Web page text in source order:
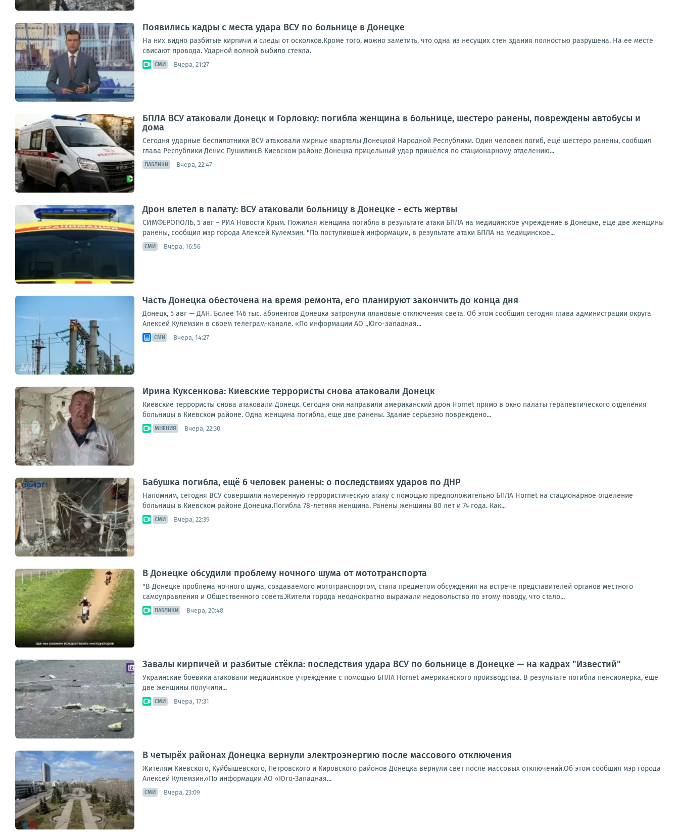
Появились кадры с места удара ВСУ по больнице в Донецке
На них видно разбитые кирпичи и следы от осколков.Кроме того, можно заметить, что одна из несущих стен здания полностью разрушена. На ее месте
свисают провода. Ударной волной выбило стекла.
СМИ Вчера, 21:27
БПЛА ВСУ атаковали Донецк и Горловку: погибла женщина в больнице, шестеро ранены, повреждены автобусы и
дома
Сегодня ударные беспилотники ВСУ атаковали мирные кварталы Донецкой Народной Республики. Один человек погиб, ещё шестеро ранены, сообщил
глава Республики Денис Пушилин.В Киевском районе Донецка прицельный удар пришёлся по стационарному отделению...
ПАБЛИКИ Вчера, 22:47
Дрон влетел в палату: ВСУ атаковали больницу в Донецке - есть жертвы
СИМФЕРОПОЛЬ, 5 авг – РИА Новости Крым. Пожилая женщина погибла в результате атаки БПЛА на медицинское учреждение в Донецке, еще две женщины
ранены, сообщил мэр города Алексей Кулемзин. "По поступившей информации, в результате атаки БПЛА на медицинское...
СМИ Вчера, 16:56
Часть Донецка обесточена на время ремонта, его планируют закончить до конца дня
Донецк, 5 авг — ДАН. Более 146 тыс. абонентов Донецка затронули плановые отключения света. Об этом сообщил сегодня глава администрации округа
Алексей Кулемзин в своем телеграм-канале. «По информации АО „Юго-западная...
СМИ Вчера, 14:27
Ирина Куксенкова: Киевские террористы снова атаковали Донецк
Киевские террористы снова атаковали Донецк. Сегодня они направили американский дрон Hornet прямо в окно палаты терапевтического отделения
больницы в Киевском районе. Одна женщина погибла, еще две ранены. Здание серьезно повреждено...
МНЕНИЯ Вчера, 22:30
Бабушка погибла, ещё 6 человек ранены: о последствиях ударов по ДНР
Напомним, сегодня ВСУ совершили намеренную террористическую атаку с помощью предположительно БПЛА Hornet на стационарное отделение
больницы в Киевском районе Донецка.Погибла 78-летняя женщина. Ранены женщины 80 лет и 74 года. Как...
СМИ Вчера, 22:39
В Донецке обсудили проблему ночного шума от мототранспорта
"В Донецке проблема ночного шума, создаваемого мототранспортом, стала предметом обсуждения на встрече представителей органов местного
самоуправления и Общественного совета.Жители города неоднократно выражали недовольство по этому поводу, что стало...
ПАБЛИКИ Вчера, 20:48
Завалы кирпичей и разбитые стёкла: последствия удара ВСУ по больнице в Донецке — на кадрах "Известий"
Украинские боевики атаковали медицинское учреждение с помощью БПЛА Hornet американского производства. В результате погибла пенсионерка, еще
две женщины получили...
СМИ Вчера, 17:31
В четырёх районах Донецка вернули электроэнергию после массового отключения
Жителям Киевского, Куйбышевского, Петровского и Кировского районов Донецка вернули свет после массовых отключений.Об этом сообщил мэр города
Алексей Кулемзин.«По информации АО «Юго-Западная...
СМИ Вчера, 23:09